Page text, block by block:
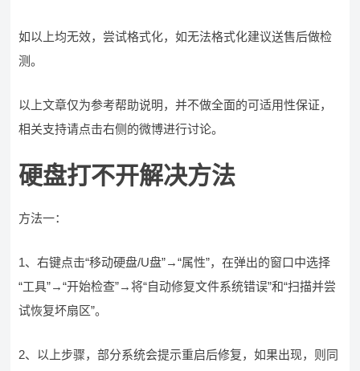
如以上均无效，尝试格式化，如无法格式化建议送售后做检
测。
以上文章仅为参考帮助说明，并不做全面的可适用性保证，
相关支持请点击右侧的微博进行讨论。
硬盘打不开解决方法
方法一：
1、右键点击“移动硬盘/U盘”→“属性”，在弹出的窗口中选择
“工具”→“开始检查”→将“自动修复文件系统错误”和“扫描并尝
试恢复坏扇区”。
2、以上步骤，部分系统会提示重启后修复，如果出现，则同